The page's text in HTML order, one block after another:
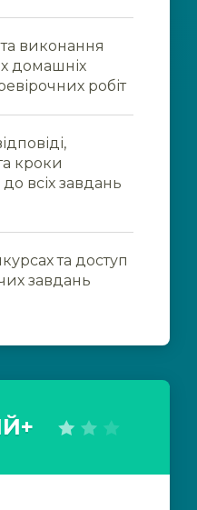
виконання
домашніх
робіт
кроки
всіх завдань
та доступ
завдань